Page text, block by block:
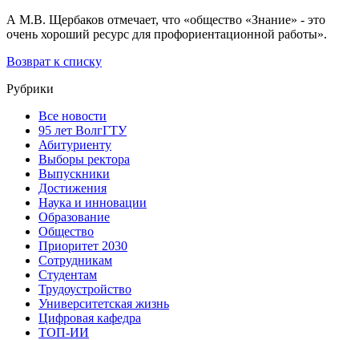
А М.В. Щербаков отмечает, что «общество «Знание» - это
очень хороший ресурс для профориентационной работы».
Возврат к списку
Рубрики
Все новости
95 лет ВолгГТУ
Абитуриенту
Выборы ректора
Выпускники
Достижения
Наука и инновации
Образование
Общество
Приоритет 2030
Сотрудникам
Студентам
Трудоустройство
Университетская жизнь
Цифровая кафедра
ТОП-ИИ